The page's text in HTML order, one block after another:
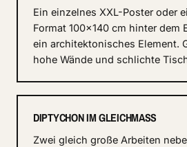
Ein einzelnes XXL-Poster oder
Format 100x140 cm hinter dem
ein architektonisches Element.
hohe Wände und schlichte
DIPTYCHON IM GLEICHMASS
Zwei gleich große Arbeiten